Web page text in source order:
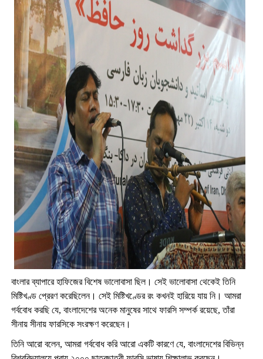
বাংলার ব্যাপারে হাফিজের বিশেষ ভালোবাসা ছিল। সেই ভালোবাসা থেকেই তিনি
মিষ্টিখণ্ড প্রেরণ করেছিলেন। সেই মিষ্টিখণ্ডের রং কখনই হারিয়ে যায় নি। আমরা
গর্ববোধ করছি যে, বাংলাদেশের অনেক মানুষের সাথে ফারসি সম্পর্ক রয়েছে, তাঁরা
সীনায় সীনায় ফারসিকে সংরক্ষণ করেছেন।
তিনি আরো বলেন, আমরা গর্ববোধ করি আরো একটি কারণে যে, বাংলাদেশের বিভিন্ন